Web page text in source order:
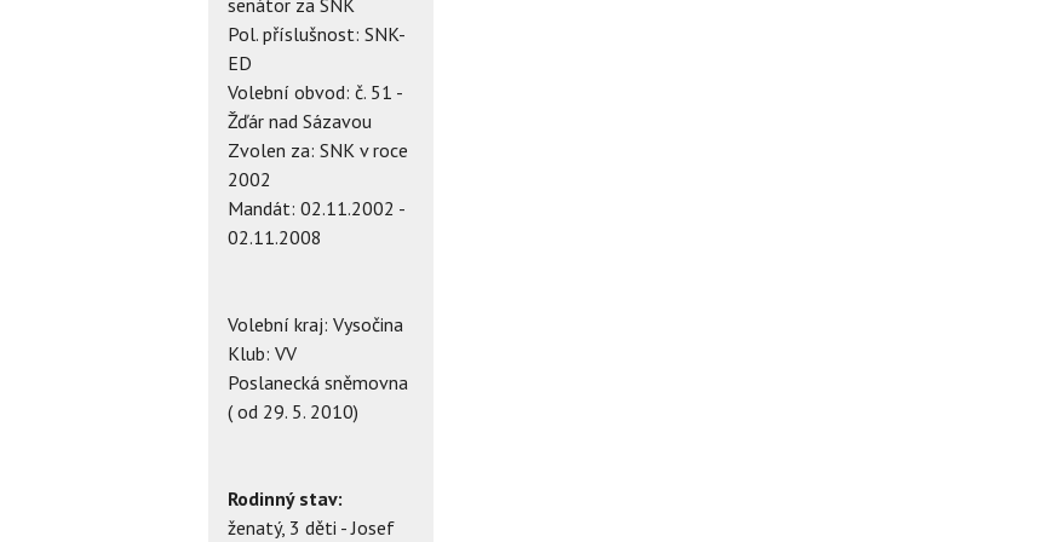
Pol. příslušnost: SNK-
ED
Volební obvod: č. 51 -
Žďár nad Sázavou
Zvolen za: SNK v roce
2002
Mandát: 02.11.2002 -
02.11.2008
Volební kraj: Vysočina
Klub: VV
Poslanecká sněmovna
( od 29. 5. 2010)
Rodinný stav:
ženatý, 3 děti - Josef